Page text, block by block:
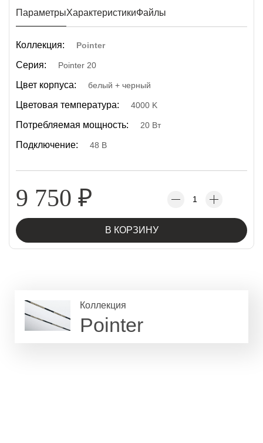
ПараметрыХарактеристикиФайлы
Коллекция: Pointer
Серия: Pointer 20
Цвет корпуса: белый + черный
Цветовая температура: 4000 K
Потребляемая мощность: 20 Вт
Подключение: 48 В
9 750 ₽
В КОРЗИНУ
Коллекция
Pointer